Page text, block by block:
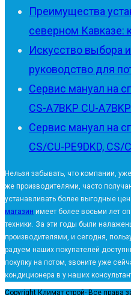
Преимущества
северном Кавказе:
Искусство выбора
руководство для
Сервис мануал на
CS-A7BKP CU-
Сервис мануал на
CS/CU-PE9DKD, CS/
Нельзя забывать, что компании,
же производителями, часто
устанавливать более выгодные
магазин имеет более восьми лет
техники. За эти годы были
производителями, и сегодня,
радуем наших покупателей
покупку на потом, звоните уже
кондиционера в у наших
Copyright Климат строй- Все права